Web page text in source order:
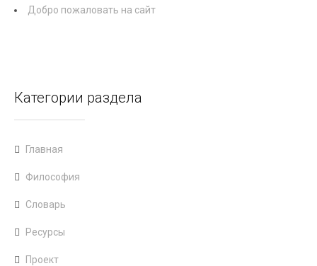
Добро пожаловать на сайт
Категории раздела
Главная
Философия
Словарь
Ресурсы
Проект